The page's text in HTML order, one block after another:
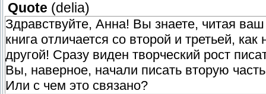
Quote (delia)
Здравствуйте, Анна! Вы знаете, читая
книга отличается со второй и третьей,
другой! Сразу виден творческий рост
Вы, наверное, начали писать вторую
Или с чем это связано?